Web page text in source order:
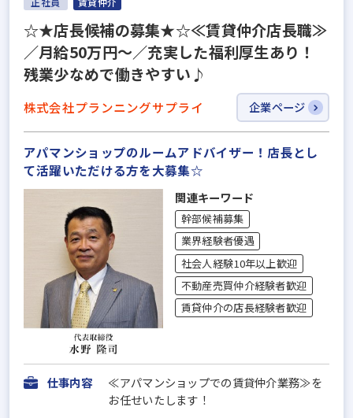
☆★店長候補の募集★☆≪賃貸仲介店長職≫
／月給50万円～／充実した福利厚生あり！
残業少なめで働きやすい♪
株式会社プランニングサプライ 企業ページ
アパマンショップのルームアドバイザー！店長とし
て活躍いただける方を大募集☆
関連キーワード
幹部候補募集
業界経験者優遇
社会人経験10年以上歓迎
不動産売買仲介経験者歓迎
賃貸仲介の店長経験者歓迎
仕事内容
≪アパマンショップでの賃貸仲介業務≫を
お任せいたします！